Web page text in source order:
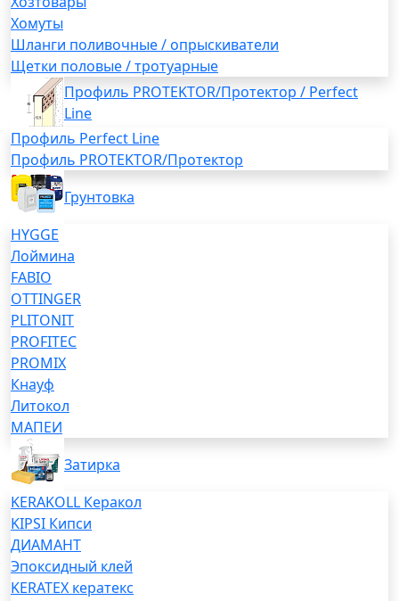
Хомуты
Шланги поливочные / опрыскиватели
Щетки половые / тротуарные
Профиль PROTEKTOR/Протектор / Perfect
Line
Профиль Perfect Line
Профиль PROTEKTOR/Протектор
Грунтовка
HYGGE
Лоймина
FABIO
OTTINGER
PLITONIT
PROFITEC
PROMIX
Кнауф
Литокол
МАПЕИ
Затирка
KERAKOLL Керакол
KIPSI Кипси
ДИАМАНТ
Эпоксидный клей
KERATEX кератекс